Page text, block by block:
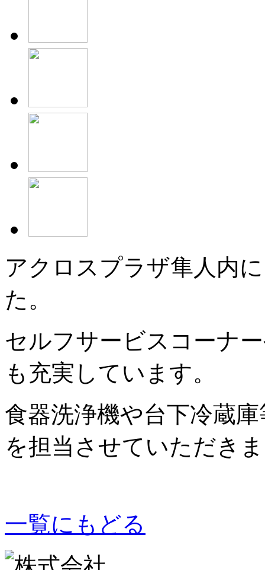
アクロスプラザ隼人内
た。
セルフサービスコーナ
も充実しています。
食器洗浄機や台下冷蔵
を担当させていただき
一覧にもどる